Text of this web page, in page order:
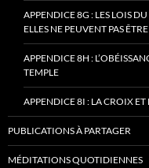
APPENDICE 8G : LES LOIS
ELLES NE PEUVENT PAS
APPENDICE 8H :
TEMPLE
APPENDICE 8I : LA CROIX ET
PUBLICATIONS À PARTAGER
MÉDITATIONS QUOTIDIENNES